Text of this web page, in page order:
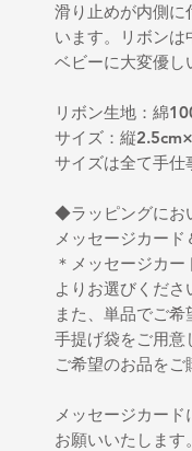
滑り止めが内側に
います。リボンは
ベビーに大変優し
リボン生地：綿
サイズ：縦
サイズは全て手仕
◆ラッピングに
メッセージカー
＊メッセージカー
よりお選びくださ
また、単品でご
手提げ袋をご用意
ご希望のお品をご
メッセージカー
お願いいたします。